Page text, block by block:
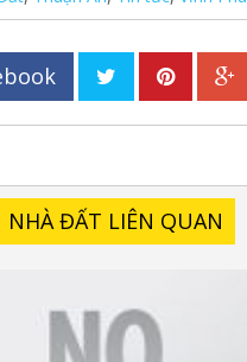
NHÀ ĐẤT LIÊN QUAN